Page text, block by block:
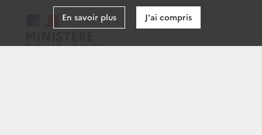
En savoir plus J'ai compris